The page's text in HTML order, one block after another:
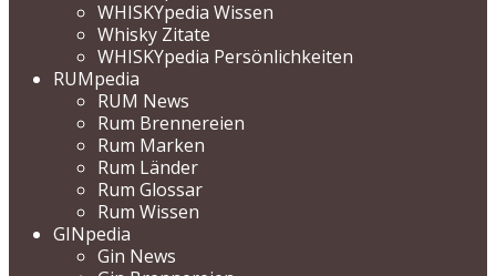
WHISKYpedia Wissen
Whisky Zitate
WHISKYpedia Persönlichkeiten
RUMpedia
RUM News
Rum Brennereien
Rum Marken
Rum Länder
Rum Glossar
Rum Wissen
GINpedia
Gin News